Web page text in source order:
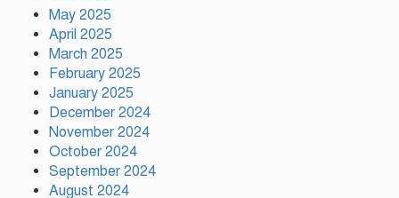
উন্নয়নের সুফল নগরীর প্রতিটি ওয়ার্ডে
সমানভাবে পৌঁছে দিতে কাজ করছে :
May 2025
April 2025
March 2025
February 2025
January 2025
December 2024
November 2024
October 2024
September 2024
August 2024